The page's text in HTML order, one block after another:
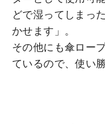
どで湿ってしまっ
かせます」。
その他にも傘ロー
ているので、使い